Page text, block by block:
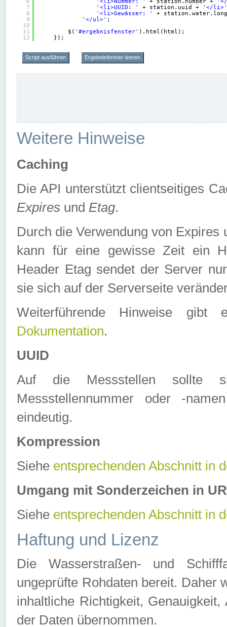
7
8
9
10
11
12
'<li>UUID: '
+ station.uuid +
'</li>'
'<li>Gewässer: '
+
'</ul>' ;
$( '#ergebnisfenster' ).html(html);
});
Script ausführen Ergebnisfenster leeren
Weitere Hinweise
Caching
Die API unterstützt clientseitiges
Expires und Etag.
Durch die Verwendung von
kann für eine gewisse Zeit ein
Header Etag sendet der Server
sie sich auf der Serverseite
Weiterführende Hinweise
Dokumentation.
UUID
Auf die Messstellen sollte
Messstellennummer oder -
eindeutig.
Kompression
Siehe entsprechenden Abschnitt in
Umgang mit Sonderzeichen in
Siehe entsprechenden Abschnitt in
Haftung und Lizenz
Die Wasserstraßen- und
ungeprüfte Rohdaten bereit. Daher
inhaltliche Richtigkeit,
der Daten übernommen.